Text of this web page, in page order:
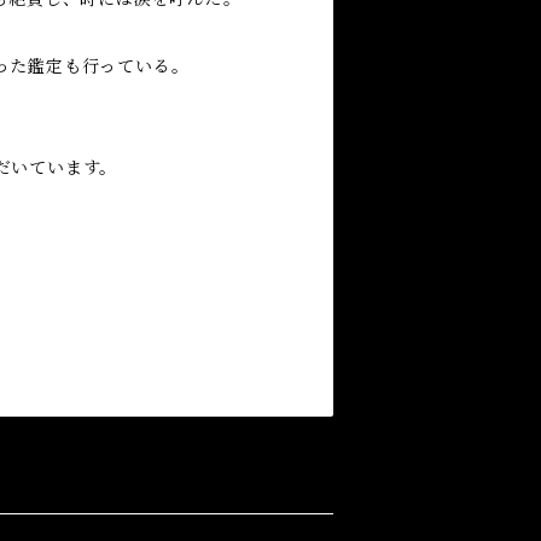
鑑定も行っている。
ています。